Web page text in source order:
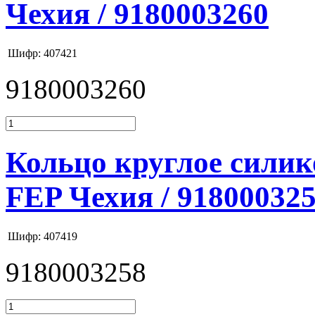
Чехия / 9180003260
Шифр: 407421
9180003260
Кольцо круглое
FEP Чехия /
Шифр: 407419
9180003258